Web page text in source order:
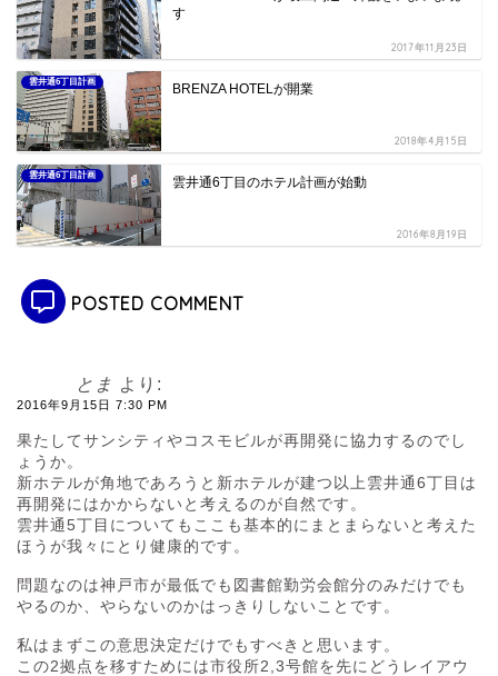
す
2017年11月23日
雲井通6丁目計画 BRENZA HOTELが開業
2018年4月15日
雲井通6丁目計画 雲井通6丁目のホテル計画が始動
2016年8月19日
POSTED COMMENT
とま より:
2016年9月15日 7:30 PM
果たしてサンシティやコスモビルが再開発に協力するのでし
ょうか。
新ホテルが角地であろうと新ホテルが建つ以上雲井通6丁目は
再開発にはかからないと考えるのが自然です。
雲井通5丁目についてもここも基本的にまとまらないと考えた
ほうが我々にとり健康的です。
問題なのは神戸市が最低でも図書館勤労会館分のみだけでも
やるのか、やらないのかはっきりしないことです。
私はまずこの意思決定だけでもすべきと思います。
この2拠点を移すためには市役所2,3号館を先にどうレイアウ